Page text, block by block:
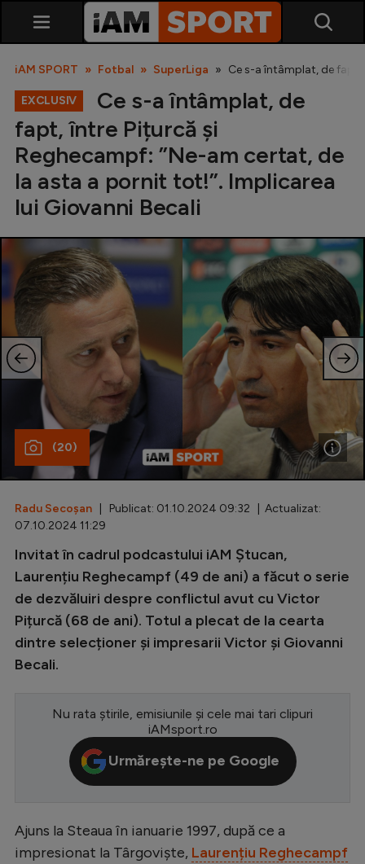
SuperLiga
Liga 2
Cupa României
Echipa Națională
U21
Fotbal feminin
Special
Diverse
Inedit
Clasamente
Champions League
Europa League
Conference League
LaLiga
Serie A
Bundesliga
iAM SPORT Fotbal SuperLiga Ce s-a întâmplat, de fapt,
EXCLUSIV
Ce s-a întâmplat, de
fapt, între Pițurcă și
Reghecampf: ”Ne-am certat, de
la asta a pornit tot!”. Implicarea
lui Giovanni Becali
(20)
Radu Secoșan | Publicat: 01.10.2024 09:32 | Actualizat:
07.10.2024 11:29
Invitat în cadrul podcastului iAM Ștucan,
Laurențiu Reghecampf (49 de ani) a făcut o serie
de dezvăluiri despre conflictul avut cu Victor
Pițurcă (68 de ani). Totul a plecat de la cearta
dintre selecționer și impresarii Victor și Giovanni
Becali.
Nu rata știrile, emisiunile și cele mai tari clipuri
iAMsport.ro
Urmărește-ne pe Google
Ajuns la Steaua în ianuarie 1997, după ce a
impresionat la Târgoviște, Laurențiu Reghecampf